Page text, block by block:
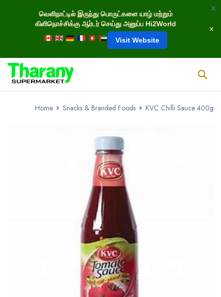
வெளிநாட்டில் இருந்து பொருட்களை யாழ் மற்றும்
கிளிநொச்சிக்கு ஆர்டர் செய்து அனுப்ப Hi2World
Visit Website
Home Snacks & Branded Foods KVC Chilli Sauce 400g